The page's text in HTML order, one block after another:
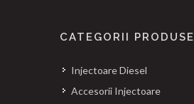
CATEGORII PRODUSE
Injectoare Diesel
Accesorii Injectoare